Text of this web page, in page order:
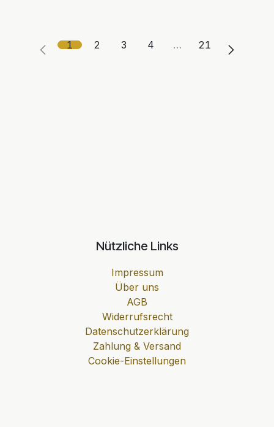
1 2 3 4 … 21
Nützliche Links
Impressum
Über uns
AGB
Widerrufsrecht
Datenschutzerklärung
Zahlung & Versand
Cookie-Einstellungen